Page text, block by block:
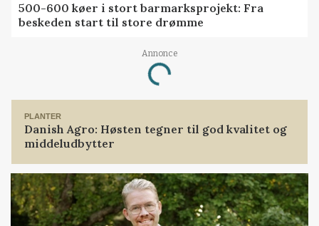
500-600 køer i stort barmarksprojekt: Fra
beskeden start til store drømme
Annonce
Loading...
PLANTER
Danish Agro: Høsten tegner til god kvalitet og
middeludbytter